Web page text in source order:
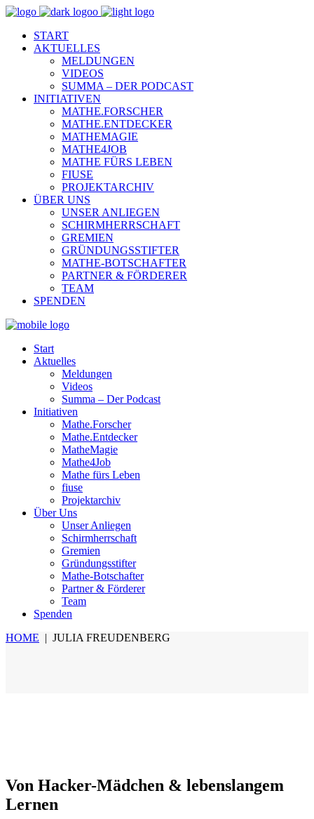
START
AKTUELLES
MELDUNGEN
VIDEOS
SUMMA – DER PODCAST
INITIATIVEN
MATHE.FORSCHER
MATHE.ENTDECKER
MATHEMAGIE
MATHE4JOB
MATHE FÜRS LEBEN
FIUSE
PROJEKTARCHIV
ÜBER UNS
UNSER ANLIEGEN
SCHIRMHERRSCHAFT
GREMIEN
GRÜNDUNGSSTIFTER
MATHE-BOTSCHAFTER
PARTNER & FÖRDERER
TEAM
SPENDEN
Start
Aktuelles
Meldungen
Videos
Summa – Der Podcast
Initiativen
Mathe.Forscher
Mathe.Entdecker
MatheMagie
Mathe4Job
Mathe fürs Leben
fiuse
Projektarchiv
Über Uns
Unser Anliegen
Schirmherrschaft
Gremien
Gründungsstifter
Mathe-Botschafter
Partner & Förderer
Team
Spenden
HOME | JULIA FREUDENBERG
Von Hacker-Mädchen & lebenslangem
Lernen